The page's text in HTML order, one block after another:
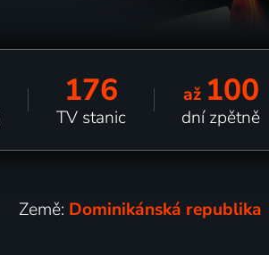
176
TV stanic
až 100
dní zpětně
Země: Dominikánská republika